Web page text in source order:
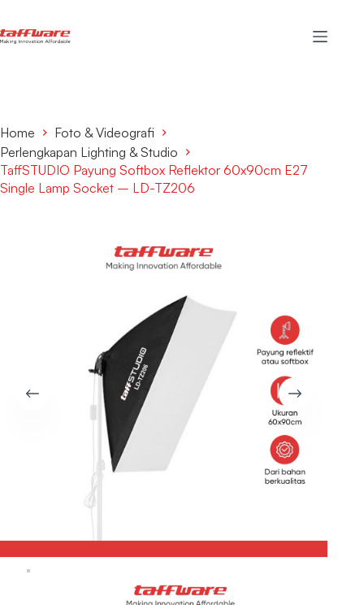
Home
Foto & Videografi
Perlengkapan Lighting & Studio
TaffSTUDIO Payung Softbox Reflektor 60x90cm E27
Single Lamp Socket – LD-TZ206